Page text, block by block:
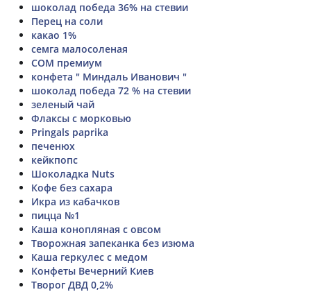
шоколад победа 36% на стевии
Перец на соли
какао 1%
семга малосоленая
СОМ премиум
конфета " Миндаль Иванович "
шоколад победа 72 % на стевии
зеленый чай
Флаксы с морковью
Pringals paprika
печенюх
кейкпопс
Шоколадка Nuts
Кофе без сахара
Икра из кабачков
пицца №1
Каша конопляная с овсом
Творожная запеканка без изюма
Каша геркулес с медом
Конфеты Вечерний Киев
Творог ДВД 0,2%